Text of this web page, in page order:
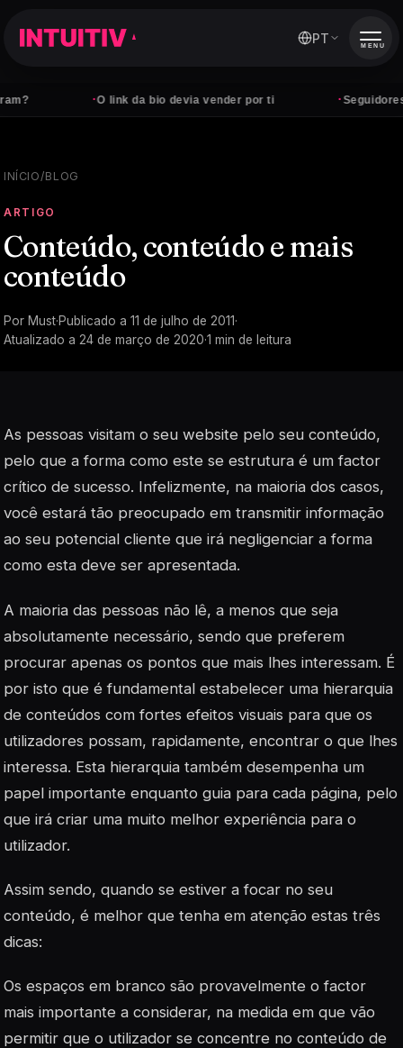
O link da bio devia vender por ti Seguidores
PT MENU
INÍCIO/BLOG
ARTIGO
Conteúdo, conteúdo e mais
conteúdo
Por Must·Publicado a 11 de julho de 2011·
Atualizado a 24 de março de 2020·1 min de leitura
As pessoas visitam o seu website pelo seu conteúdo,
pelo que a forma como este se estrutura é um factor
crítico de sucesso. Infelizmente, na maioria dos casos,
você estará tão preocupado em transmitir informação
ao seu potencial cliente que irá negligenciar a forma
como esta deve ser apresentada.
A maioria das pessoas não lê, a menos que seja
absolutamente necessário, sendo que preferem
procurar apenas os pontos que mais lhes interessam. É
por isto que é fundamental estabelecer uma hierarquia
de conteúdos com fortes efeitos visuais para que os
utilizadores possam, rapidamente, encontrar o que lhes
interessa. Esta hierarquia também desempenha um
papel importante enquanto guia para cada página, pelo
que irá criar uma muito melhor experiência para o
utilizador.
Assim sendo, quando se estiver a focar no seu
conteúdo, é melhor que tenha em atenção estas três
dicas:
Os espaços em branco são provavelmente o factor
mais importante a considerar, na medida em que vão
permitir que o utilizador se concentre no conteúdo de